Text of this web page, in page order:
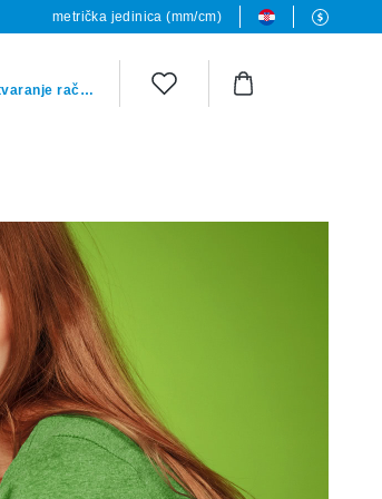
metrička jedinica (mm/cm)
Prijava/Stvaranje računa